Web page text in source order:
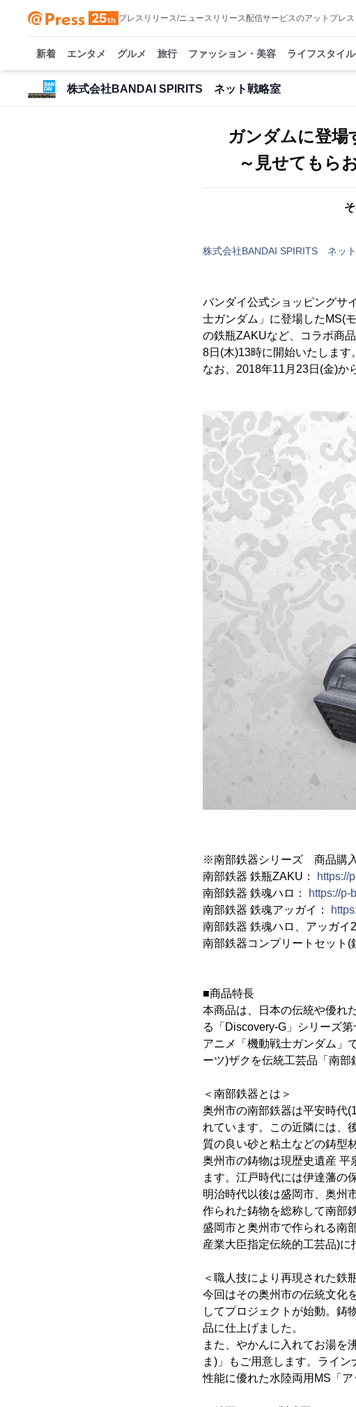
プレスリリース/ニュースリリース配信サービスのアットプレス
新着 エンタメ グルメ 旅行 ファッション・美容 ライフスタイル
株式会社BANDAI SPIRITS ネット戦略室
ガンダムに登場
～見せてもら
株式会社BANDAI SPIRITS ネッ
バンダイ公式ショッピングサ
士ガンダム」に登場したMS(
の鉄瓶ZAKUなど、コラボ商
8日(木)13時に開始いたしま
なお、2018年11月23日(金)か
※南部鉄器シリーズ 商品購
南部鉄器 鉄瓶ZAKU：
https://
南部鉄器 鉄魂ハロ：
https://p-
南部鉄器 鉄魂アッガイ：
南部鉄器 鉄魂ハロ、アッガイ
南部鉄器コンプリートセット(
■商品特長
本商品は、日本の伝統や優れ
る「Discovery-G」シリーズ第
アニメ「機動戦士ガンダム」
ーツ)ザクを伝統工芸品「南部
＜南部鉄器とは＞
奥州市の南部鉄器は平安時代
れています。この近隣には、
質の良い砂と粘土などの鋳型
奥州市の鋳物は現歴史遺産 平
ます。江戸時代には伊達藩の
明治時代以後は盛岡市、奥州
作られた鋳物を総称して南部
盛岡市と奥州市で作られる南
産業大臣指定伝統的工芸品)に
＜職人技により再現された鉄
今回はその奥州市の伝統文化
してプロジェクトが始動。鋳
品に仕上げました。
また、やかんに入れてお湯を
ま)」もご用意します。ライ
性能に優れた水陸両用MS「